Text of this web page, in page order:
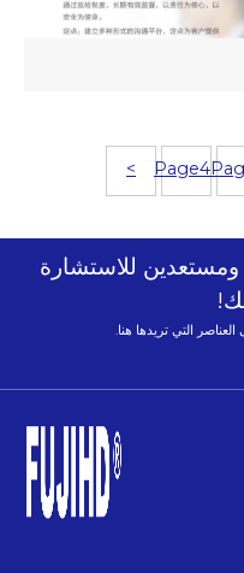
Page4
>
24 ساعة ومستعدين للاستشارة
التي تريدها هنا.